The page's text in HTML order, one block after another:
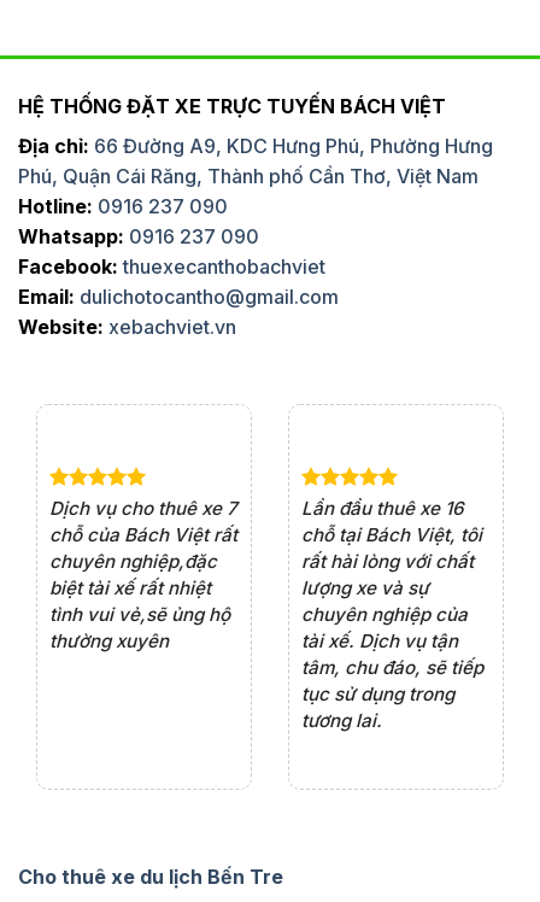
HỆ THỐNG ĐẶT XE TRỰC TUYẾN BÁCH VIỆT
Địa chỉ: 66 Đường A9, KDC Hưng Phú, Phường Hưng
Phú, Quận Cái Răng, Thành phố Cần Thơ, Việt Nam
Hotline: 0916 237 090
Whatsapp: 0916 237 090
Facebook: thuexecanthobachviet
Email: dulichotocantho@gmail.com
Website: xebachviet.vn
Dịch vụ cho thuê xe 7
chỗ của Bách Việt rất
chuyên nghiệp,đặc
biệt tài xế rất nhiệt
tình vui vẻ,sẽ ủng hộ
thường xuyên
Lần đầu thuê xe 16
chỗ tại Bách Việt, tôi
rất hài lòng với chất
lượng xe và sự
chuyên nghiệp của
tài xế. Dịch vụ tận
tâm, chu đáo, sẽ tiếp
tục sử dụng trong
tương lai.
Cho thuê xe du lịch Bến Tre